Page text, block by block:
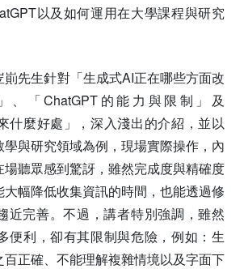
以及如何運用在大學課程與研究
崱先生針對「生成式AI正在哪些方面改
、「ChatGPT的能力與限制」及
什麼好處」，深入淺出的介紹，並以
與研究領域為例，現場實際操作，內
聽眾感到驚訝，雖然完成度與精確度
幅降低收集資訊的時間，也能透過修
近完善。不過，講者特別強調，雖然
便利，卻有其限制與危險，例如：生
正確、不能理解複雜情境以及字面下